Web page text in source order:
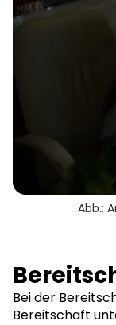
Abb.:
Bei der
Bereitschaft